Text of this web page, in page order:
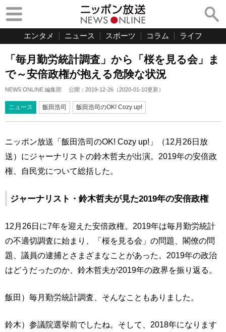
エンタメ ニュース スポーツ コラム ライフ
「毎月勤労統計調査」から「桜を見る会」ま
で～安倍政権が抱える危険な状況
NEWS ONLINE 編集部 公開： 2019-12-26 （2020-01-10更新）
ニュース 飯田浩司 飯田浩司のOK! Cozy up!
ニッポン放送「飯田浩司のOK! Cozy up!」（12月26日放
送）にジャーナリストの鈴木哲夫が出演。2019年の安倍政
権、自民党について総括した。
ジャーナリスト・鈴木哲夫が見た2019年の安倍政権
12月26日に7年を迎えた安倍政権。2019年は毎月勤労統計
の不適切調査に始まり、「桜を見る会」の問題、閣僚の問
題、議員の逮捕とさまざまなことがあった。2019年の政治
はどうだったのか、鈴木哲夫が2019年の政界を振り返る。
飯田）毎月勤労統計調査、そんなこともありました。
鈴木）参議院選挙前でしたね。そして、2018年になります